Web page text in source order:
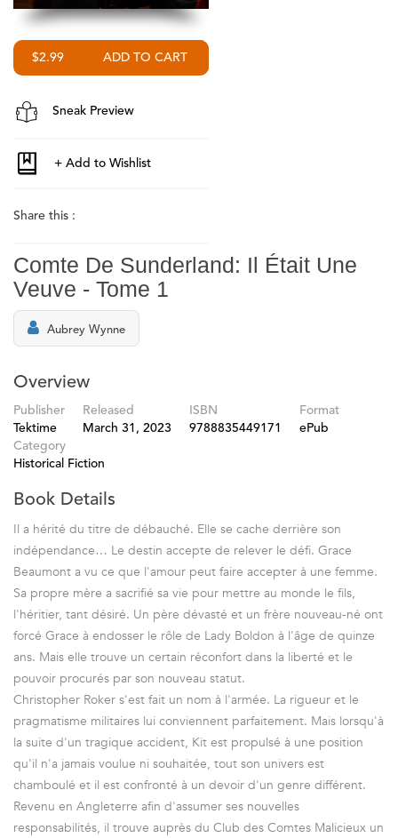
$2.99
Sneak Preview
Share this :
Comte De Sunderland: Il Était Une
Veuve - Tome 1
Aubrey Wynne
Overview
Publisher
Tektime
Released
March 31, 2023
ISBN
9788835449171
Format
ePub
Category
Historical Fiction
Book Details
Il a hérité du titre de débauché. Elle se cache derrière son
indépendance… Le destin accepte de relever le défi. Grace
Beaumont a vu ce que l'amour peut faire accepter à une femme.
Sa propre mère a sacrifié sa vie pour mettre au monde le fils,
l'héritier, tant désiré. Un père dévasté et un frère nouveau-né ont
forcé Grace à endosser le rôle de Lady Boldon à l'âge de quinze
ans. Mais elle trouve un certain réconfort dans la liberté et le
pouvoir procurés par son nouveau statut.
Christopher Roker s'est fait un nom à l'armée. La rigueur et le
pragmatisme militaires lui conviennent parfaitement. Mais lorsqu'à
la suite d'un tragique accident, Kit est propulsé à une position
qu'il n'a jamais voulue ni souhaitée, tout son univers est
chamboulé et il est confronté à un devoir d'un genre différent.
Revenu en Angleterre afin d'assumer ses nouvelles
responsabilités, il trouve auprès du Club des Comtes Malicieux un